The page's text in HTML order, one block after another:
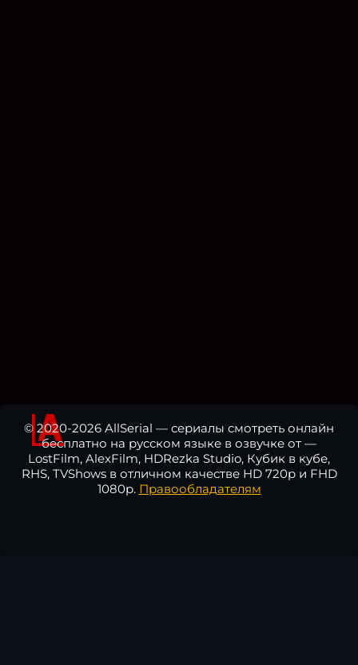
© 2020-2026 AllSerial — сериалы смотреть онлайн
бесплатно на русском языке в озвучке от —
LostFilm, AlexFilm, HDRezka Studio, Кубик в кубе,
RHS, TVShows в отличном качестве HD 720p и FHD
1080p. Правообладателям